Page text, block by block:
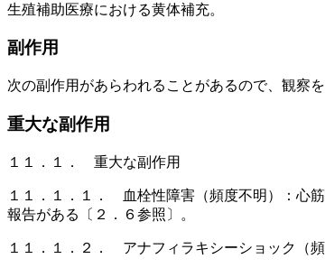
生殖補助医療における黄体補充。
副作用
次の副作用があらわれることがあるので、観察
重大な副作用
１１．１． 重大な副作用
１１．１．１． 血栓性障害（頻度不明）：心
報告がある〔２．６参照〕。
１１．１．２． アナフィラキシーショック（頻